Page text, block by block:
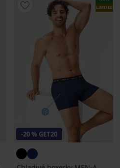
LIMITED
-20 % GET20